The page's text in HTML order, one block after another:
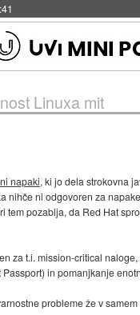
Linuxa mit
napaki, ki jo dela strokovna
ni odgovoren za
pozablja, da Red Hat
za t.i. mission-critical
in pomanjkanje
probleme že v